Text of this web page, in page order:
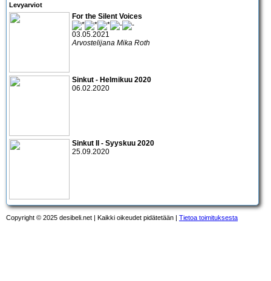
Levyarviot
For the Silent Voices
03.05.2021
Arvostelijana Mika Roth
Sinkut - Helmikuu 2020
06.02.2020
Sinkut II - Syyskuu 2020
25.09.2020
Copyright © 2025 desibeli.net | Kaikki oikeudet pidätetään | Tietoa toimituksesta